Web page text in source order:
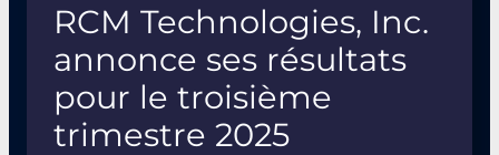
RCM Technologies, Inc.
annonce ses résultats
pour le troisième
trimestre 2025